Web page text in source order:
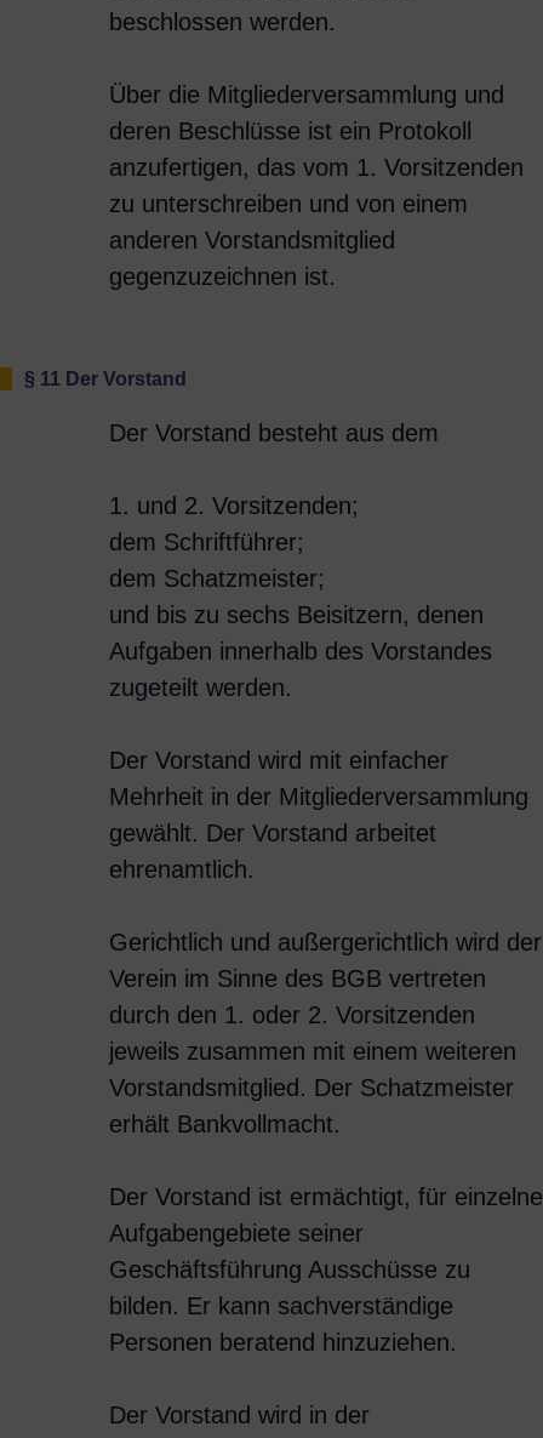
beschlossen werden.
Über die Mitgliederversammlung und
deren Beschlüsse ist ein Protokoll
anzufertigen, das vom 1. Vorsitzenden
zu unterschreiben und von einem
anderen Vorstandsmitglied
gegenzuzeichnen ist.
§ 11 Der Vorstand
Der Vorstand besteht aus dem
1. und 2. Vorsitzenden;
dem Schriftführer;
dem Schatzmeister;
und bis zu sechs Beisitzern, denen
Aufgaben innerhalb des Vorstandes
zugeteilt werden.
Der Vorstand wird mit einfacher
Mehrheit in der Mitgliederversammlung
gewählt. Der Vorstand arbeitet
ehrenamtlich.
Gerichtlich und außergerichtlich wird der
Verein im Sinne des BGB vertreten
durch den 1. oder 2. Vorsitzenden
jeweils zusammen mit einem weiteren
Vorstandsmitglied. Der Schatzmeister
erhält Bankvollmacht.
Der Vorstand ist ermächtigt, für einzelne
Aufgabengebiete seiner
Geschäftsführung Ausschüsse zu
bilden. Er kann sachverständige
Personen beratend hinzuziehen.
Der Vorstand wird in der